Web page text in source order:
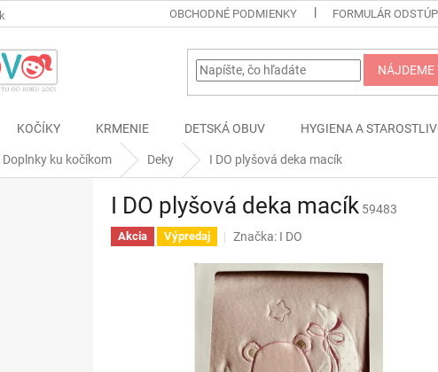
OBCHODNÉ PODMIENKY FORMULÁR
NÁJDEME
KOČÍKY KRMENIE DETSKÁ OBUV HYGIENA A
Doplnky ku kočíkom Deky I DO plyšová deka macík
I DO plyšová deka macík 59483
Akcia Výpredaj Značka: I DO